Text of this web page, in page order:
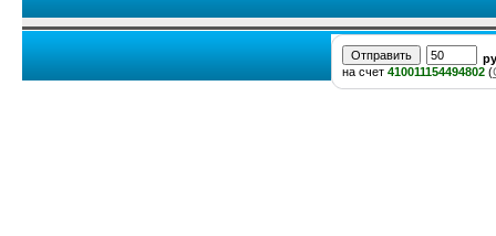
на счет 410011154494802 (